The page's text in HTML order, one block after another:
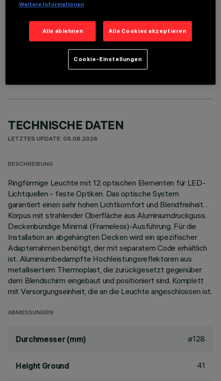
OPTIONALE KOMPONENTEN
TECHNISCHE DATEN
LETZTES UPDATE: 05.08.2026
BESCHREIBUNG
Ringförmige Leuchte mit 12 optischen Elementen für LED-
Lichtquellen - feste Optiken. Das optische System
garantiert einen sehr hohen Lichtkomfort und Blendfreiheit. .
Korpus mit strahlender Oberfläche aus Aluminiumdruckguss.
Deckenbündige Minimal (Frameless)-Ausführung. Für die
Installation an abgehängten Decken wird ein spezifischer
Adapterrahmen benötigt, der mit separatem Code erhältlich
ist. Aluminiumbedampfte Hochleistungsreflektoren aus
metallisiertem Thermoplast, die zurückgesetzt gegenüber
dem Blendschirm eingebaut und positioniert sind. Komplett
mit Versorgungseinheit, die an die Leuchte angeschlossen ist.
ABMESSUNGEN
Durchmesser (mm) ø128
Height Ground 41
Weitere Informationen
Alle ablehnen Alle Cookies akzeptieren
Cookie-Einstellungen